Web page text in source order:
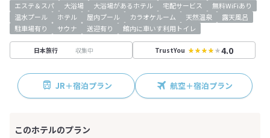
エステ＆スパ 大浴場 大浴場があるホテル 宅配サービス
無料WiFiあり
温水プール
ホテル 屋内プール カラオケルーム 天然温泉
露天風呂
駐車場有り
サウナ 送迎有り 館内に車いす利用トイレ
日本旅行 収集中 TrustYou 4.0
JR＋宿泊プラン 航空＋宿泊プラン